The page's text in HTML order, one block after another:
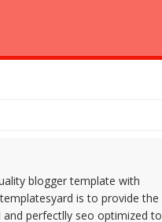
blogger template with
is to provide the
perfectlly seo optimized to